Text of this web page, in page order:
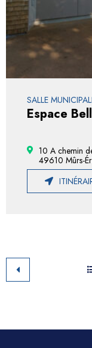
SALLE
Espace
10 A chemin
49610 Mûrs-